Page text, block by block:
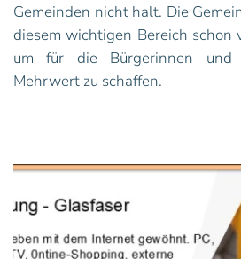
Gemeinden nicht halt. Die
diesem wichtigen Bereich schon
um für die Bürgerinnen
Mehrwert zu schaffen.